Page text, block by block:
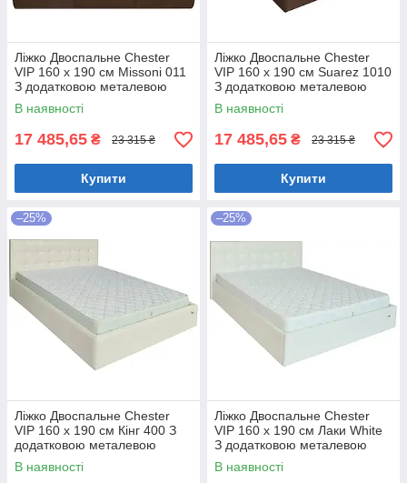
Ліжко Двоспальне Chester
VIP 160 х 190 см Missoni 011
З додатковою металевою
цільнозварною рамою
Темно-коричневий
В наявності
17 485,65 ₴ 23 315 ₴
Купити
Ліжко Двоспальне Chester
VIP 160 х 190 см Suarez 1010
З додатковою металевою
цільнозварною рамою
Коричневий
В наявності
17 485,65 ₴ 23 315 ₴
Купити
–25%
Ліжко Двоспальне Chester
VIP 160 х 190 см Кінг 400 З
додатковою металевою
цільнозварною рамою C1
Білий
В наявності
–25%
Ліжко Двоспальне Chester
VIP 160 х 190 см Лаки White
З додатковою металевою
цільнозварною рамою Білий
В наявності